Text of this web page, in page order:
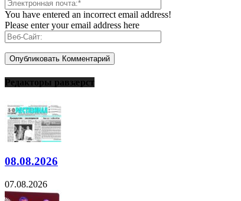
You have entered an incorrect email address!
Please enter your email address here
Редакторы равзæрст
08.08.2026
07.08.2026